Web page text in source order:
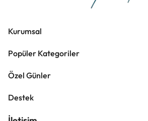
Kurumsal
Popüler Kategoriler
Özel Günler
Destek